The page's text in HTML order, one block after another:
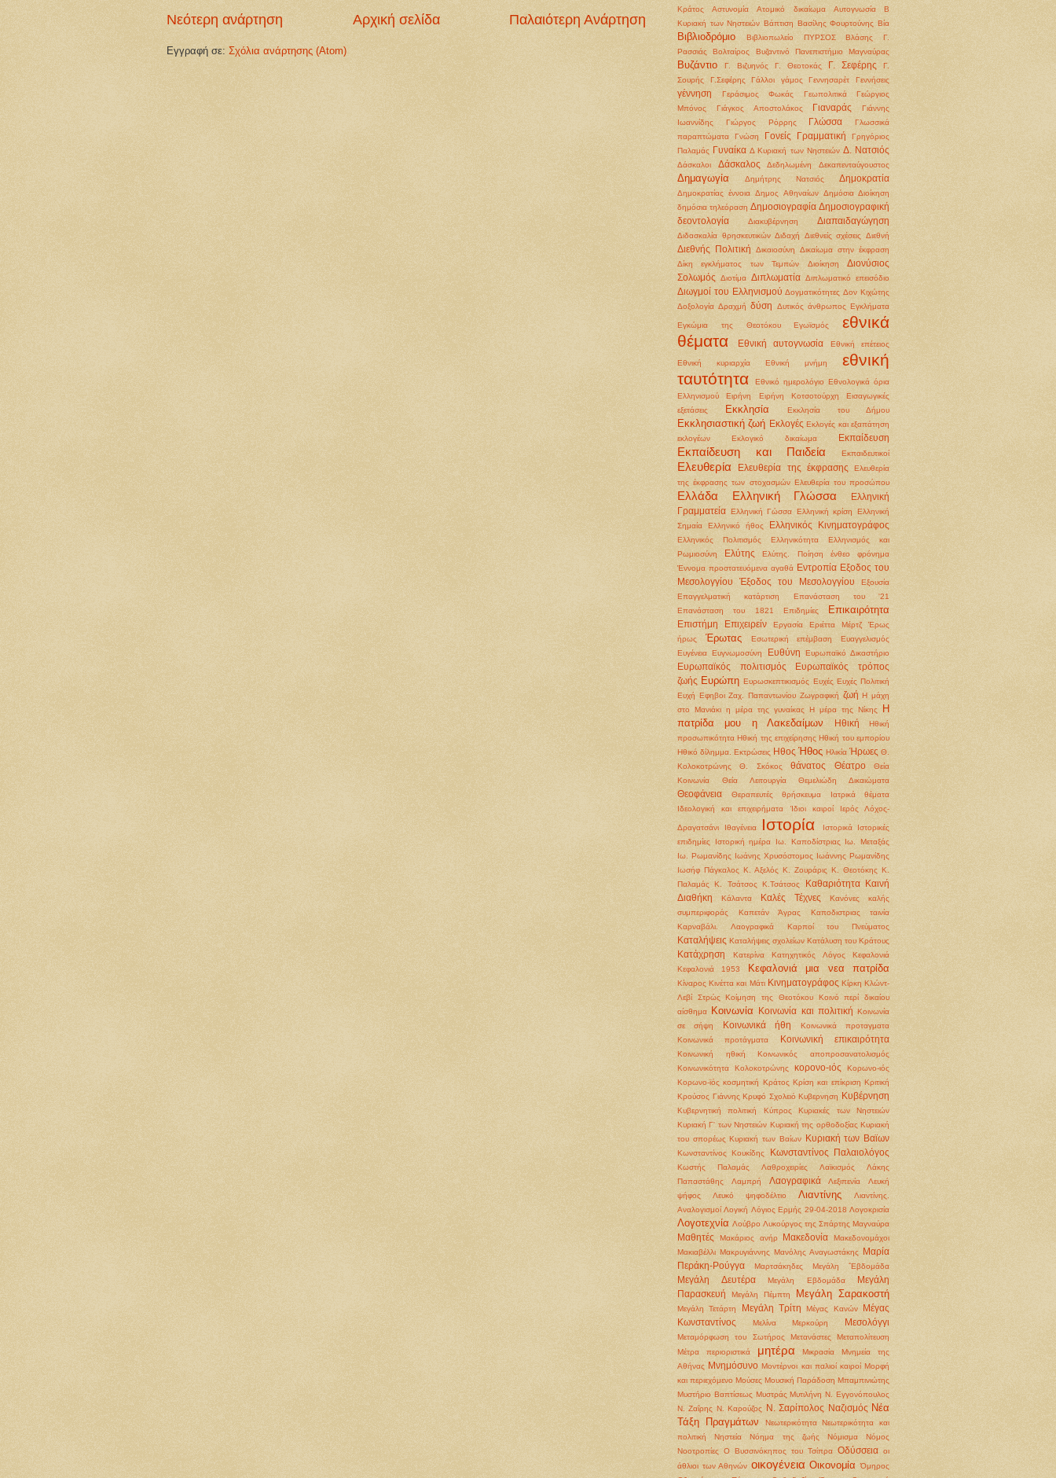
Νεότερη ανάρτηση Παλαιότερη Ανάρτηση
Αρχική σελίδα
Εγγραφή σε: Σχόλια ανάρτησης (Atom)
Κράτος
Αστυνομία Ατομικό δικαίωμα Αυτογνωσία
Β
Κυριακή των Νηστειών Βάπτιση Βασίλης Φουρτούνης Βία
Βιβλιοδρόμιο Βιβλιοπωλείο ΠΥΡΣΟΣ
Βλάσης Γ.
Ρασσιάς
Βολταίρος Βυζαντινό Πανεπιστήμιο Μαγναύρας
Βυζάντιο Γ. Βιζυηνός Γ. Θεοτοκάς Γ. Σεφέρης
Γ.
Σουρής
Γ.Σεφέρης Γάλλοι γάμος Γεννησαρέτ Γεννήσεις
γέννηση Γεράσιμος Φωκάς Γεωπολιτικά
Γεώργιος
Μπόνος
Γιάγκος Αποστολάκος Γιαναράς
Γιάννης
Ιωαννίδης
Γιώργος Ρόρρης Γλώσσα
Γλωσσικά
παραπτώματα
Γνώση Γονείς Γραμματική
Γρηγόριος
Παλαμάς Γυναίκα Δ Κυριακή των Νηστειών Δ. Νατσιός
Δάσκαλοι Δάσκαλος Δεδηλωμένη Δεκαπενταύγουστος
Δημαγωγία Δημήτρης Νατσιός Δημοκρατία
Δημοκρατίας έννοια Δημος Αθηναίων Δημόσια Διοίκηση
δημόσια τηλεόραση Δημοσιογραφία Δημοσιογραφική
δεοντολογία
Διακυβέρνηση Διαπαιδαγώγηση
Διδασκαλία θρησκευτικών Διδαχή Διεθνείς σχέσεις Διεθνή
Διεθνής Πολιτική Δικαιοσύνη
Δικαίωμα στην έκφραση
Δίκη εγκλήματος των Τεμπών
Διοίκηση
Διονύσιος
Σολωμός Διοτίμα Διπλωματία Διπλωματικό επεισόδιο
Διωγμοί του Ελληνισμού Δογματικότητες Δον Κιχώτης
Δοξολογία Δραχμή δύση Δυτικός άνθρωπος Εγκλήματα
Εγκώμια της Θεοτόκου Εγωϊσμός
εθνικά
θέματα
Εθνική αυτογνωσία Εθνική επέτειος
Εθνική κυριαρχία Εθνική μνήμη
εθνική
ταυτότητα
Εθνικό ημερολόγιο Εθνολογικά όρια
Ελληνισμού
Ειρήνη Ειρήνη Κοτσοτούρχη
Εισαγωγικές
εξετάσεις
Εκκλησία Εκκλησία του Δήμου
Εκκλησιαστική ζωή Εκλογές Εκλογές και εξαπάτηση
εκλογέων
Εκλογικό δικαίωμα Εκπαίδευση
Εκπαίδευση και Παιδεία Εκπαιδευτικοί
Ελευθερία Ελευθερία της έκφρασης
Ελευθερία
της έκφρασης των στοχασμών Ελευθερία του προσώπου
Ελλάδα Ελληνική Γλώσσα
Ελληνική
Γραμματεία Ελληνική Γώσσα Ελληνική κρίση
Ελληνική
Σημαία
Ελληνικό ήθος Ελληνικός Κινηματογράφος
Ελληνικός Πολιτισμός Ελληνικότητα
Ελληνισμός και
Ρωμιοσύνη
Ελύτης Ελύτης. Ποίηση
ένθεο φρόνημα
Έννομα προστατευόμενα αγαθά Εντροπία Εξοδος του
Μεσολογγίου
Έξοδος του Μεσολογγίου
Εξουσία
Επαγγελματική κατάρτιση
Επανάσταση του '21
Επανάσταση του 1821
Επιδημίες Επικαιρότητα
Επιστήμη Επιχειρείν Εργασία Εριέττα Μέρτζ
Έρως
ήρως
Έρωτας Εσωτερική επέμβαση
Ευαγγελισμός
Ευγένεια Ευγνωμοσύνη Ευθύνη Ευρωπαϊκό Δικαστήριο
Ευρωπαϊκός πολιτισμός
Ευρωπαϊκός τρόπος
ζωής Ευρώπη Ευρωσκεπτικισμός Ευχές Ευχές Πολιτική
Ευχή Εφηβοι Ζαχ. Παπαντωνίου Ζωγραφική ζωή Η μάχη
στο Μανιάκι η μέρα της γυναίκας Η μέρα της Νίκης
Η
πατρίδα μου η Λακεδαίμων
Ηθική
Ηθική
προσωπικότητα Ηθική της επιχείρησης Ηθική του εμπορίου
Ηθικό δίλημμα. Εκτρώσεις Ηθος Ήθος Ηλικία Ήρωες Θ.
Κολοκοτρώνης
Θ. Σκόκος θάνατος Θέατρο
Θεία
Κοινωνία
Θεία Λειτουργία Θεμελιώδη Δικαιώματα
Θεοφάνεια Θεραπευτές θρήσκευμα
Ιατρικά θέματα
Ιδεολογική και επιχειρήματα
Ίδιοι καιροί Ιερός Λόχος-
Δραγατσάνι Ιθαγένεια Ιστορία Ιστορικά
Ιστορικές
επιδημίες
Ιστορική ημέρα Ιω. Καποδίστριας
Ιω. Μεταξάς
Ιω. Ρωμανίδης Ιωάνης Χρυσόστομος Ιωάννης Ρωμανίδης
Ιωσήφ Πάγκαλος Κ. Αξελός Κ. Ζουράρις Κ. Θεοτόκης Κ.
Παλαμάς Κ. Τσάτσος Κ.Τσάτσος Καθαριότητα
Καινή
Διαθήκη
Κάλαντα Καλές Τέχνες
Κανόνες καλής
συμπεριφοράς
Καπετάν Άγρας
Καποδιστριας ταινία
Καρναβάλι. Λαογραφικά
Καρποί του Πνεύματος
Καταλήψεις Καταλήψεις σχολείων Κατάλυση του Κράτους
Κατάχρηση Κατερίνα Κατηχητικός Λόγος
Κεφαλονιά
Κεφαλονιά 1953
Κεφαλονιά μια νεα πατρίδα
Κίναρος Κινέττα και Μάτι Κινηματογράφος Κίρκη Κλώντ-
Λεβί Στρώς
Κοίμηση της Θεοτόκου
Κοινό περί δικαίου
αίσθημα
Κοινωνία Κοινωνία και πολιτική Κοινωνία
σε σήψη
Κοινωνικά ήθη
Κοινωνικά προταγματα
Κοινωνικά προτάγματα
Κοινωνική επικαιρότητα
Κοινωνική ηθική
Κοινωνικός αποπροσανατολισμός
Κοινωνικότητα
Κολοκοτρώνης κορονο-ιός
Κορωνο-ιός
Κορωνο-ϊός κοσμητική Κράτος Κρίση και επίκριση Κριτική
Κρούσος Γιάννης Κρυφό Σχολειό Κυβερνηση Κυβέρνηση
Κυβερνητική πολιτική Κύπρος
Κυριακές των Νηστειών
Κυριακή Γ' των Νηστειών Κυριακή της ορθοδοξίας Κυριακή
του σπορέως Κυριακή των Βαίων Κυριακή των Βαϊων
Κωνσταντίνος Κουκίδης Κωνσταντίνος Παλαιολόγος
Κωστής Παλαμάς Λαθροχειρίες Λαϊκισμός
Λάκης
Παπαστάθης
Λαμπρή Λαογραφικά Λεξιπενία
Λευκή
ψήφος
Λευκό ψηφοδέλτιο Λιαντίνης
Λιαντίνης.
Αναλογισμοί Λογική Λόγιος Ερμής 29-04-2018 Λογοκρισία
Λογοτεχνία Λούβρο Λυκούργος της Σπάρτης Μαγναύρα
Μαθητές Μακάριος ανήρ Μακεδονία
Μακεδονομάχοι
Μακιαβέλλι Μακρυγιάννης Μανόλης Αναγωστάκης
Μαρία
Περάκη-Ρούγγα
Μαρτσάκηδες Μεγάλη ΅Εβδομάδα
Μεγάλη Δευτέρα Μεγάλη Εβδομάδα
Μεγάλη
Παρασκευή
Μεγάλη Πέμπτη Μεγάλη Σαρακοστή
Μεγάλη Τετάρτη Μεγάλη Τρίτη Μέγας Κανών
Μέγας
Κωνσταντίνος
Μελίνα Μερκούρη Μεσολόγγι
Μεταμόρφωση του Σωτήρος Μετανάστες
Μεταπολίτευση
Μέτρα περιοριστικά
μητέρα Μικρασία
Μνημεία της
Αθήνας Μνημόσυνο Μοντέρνοι και παλιοί καιροί Μορφή
και περιεχόμενο Μούσες Μουσική Παράδοση Μπαμπινιώτης
Μυστήριο Βαπτίσεως Μυστράς Μυτιλήνη Ν. Εγγονόπουλος
Ν. Ζαΐρης Ν. Καρούζος Ν. Σαρίπολος Ναζισμός Νέα
Τάξη Πραγμάτων
Νεωτερικότητα
Νεωτερικότητα και
πολιτική
Νηστεία Νόημα της ζωής Νόμισμα
Νόμος
Νοοτροπίες Ο Βυσσινόκηπος του Τσίπρα Οδύσσεια οι
άθλιοι των Αθηνών οικογένεια Οικονομία
Όμηρος